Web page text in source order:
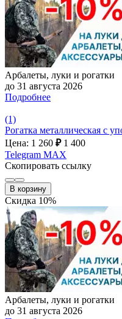
Арбалеты, луки и рогатки
до 31 августа 2026
Подробнее
(1)
Рогатка металлическая с
Цена: 1 260 ₽ 1 400
Telegram MAX
Скопировать ссылку
В корзину
Скидка 10%
Арбалеты, луки и рогатки
до 31 августа 2026